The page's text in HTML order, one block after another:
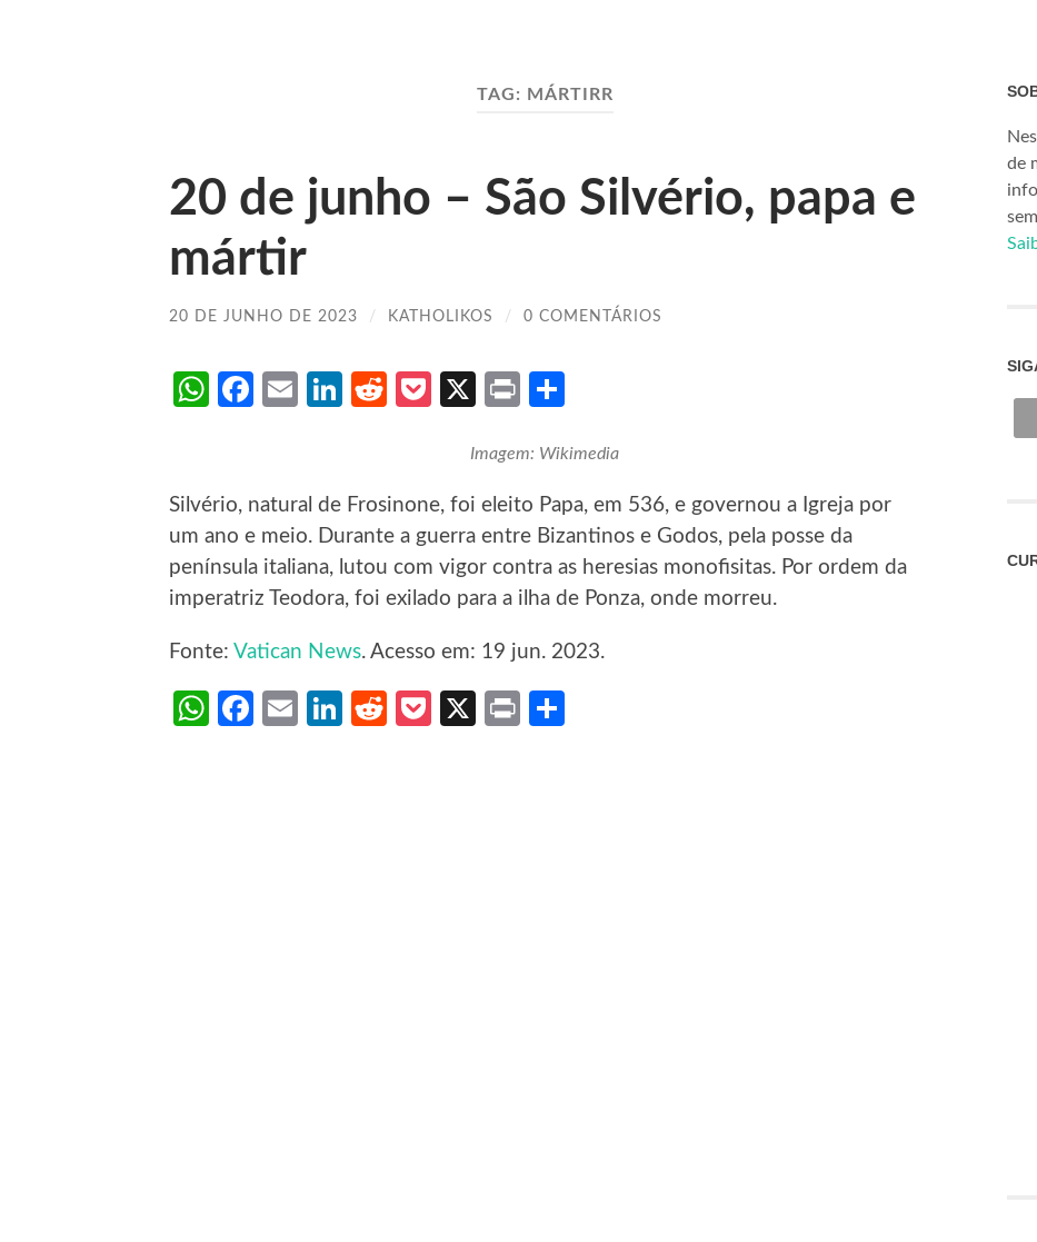
TAG: MÁRTIRR
20 de junho – São Silvério, papa e
mártir
20 DE JUNHO DE 2023 / KATHOLIKOS / 0 COMENTÁRIOS
WhatsApp
Facebook
EmailLinkedIn
RedditPocket
X Print
Imagem: Wikimedia
Silvério, natural de Frosinone, foi eleito Papa, em 536, e governou a Igreja por
um ano e meio. Durante a guerra entre Bizantinos e Godos, pela posse da
península italiana, lutou com vigor contra as heresias monofisitas. Por ordem da
imperatriz Teodora, foi exilado para a ilha de Ponza, onde morreu.
Fonte: Vatican News. Acesso em: 19 jun. 2023.
WhatsApp
Facebook
EmailLinkedIn
RedditPocket
X Print
de